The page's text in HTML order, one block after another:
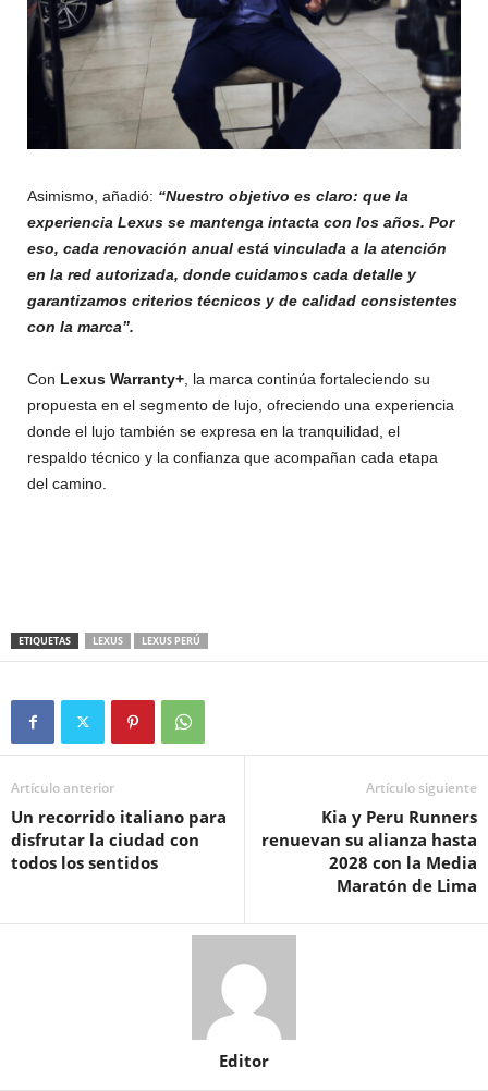
Asimismo, añadió: “Nuestro objetivo es claro: que la
experiencia Lexus se mantenga intacta con los años. Por
eso, cada renovación anual está vinculada a la atención
en la red autorizada, donde cuidamos cada detalle y
garantizamos criterios técnicos y de calidad consistentes
con la marca”.
Con Lexus Warranty+ , la marca continúa fortaleciendo su
propuesta en el segmento de lujo, ofreciendo una experiencia
donde el lujo también se expresa en la tranquilidad, el
respaldo técnico y la confianza que acompañan cada etapa
del camino.
ETIQUETAS LEXUS LEXUS PERÚ
Artículo anterior
Un recorrido italiano para
disfrutar la ciudad con
todos los sentidos
Artículo siguiente
Kia y Peru Runners
renuevan su alianza hasta
2028 con la Media
Maratón de Lima
Editor